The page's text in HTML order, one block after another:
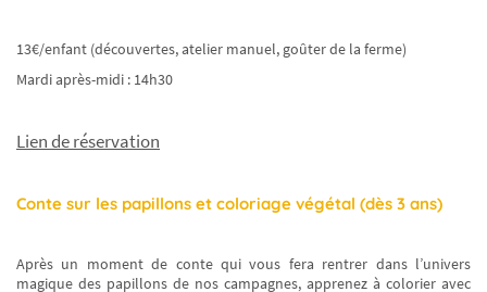
13€/enfant (découvertes, atelier manuel, goûter de la ferme)
Mardi après-midi : 14h30
Lien de réservation
Conte sur les papillons et coloriage végétal (dès 3 ans)
Après un moment de conte qui vous fera rentrer dans l’univers
magique des papillons de nos campagnes, apprenez à colorier avec